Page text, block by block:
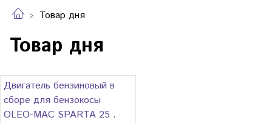
Товар дня
Товар дня
Двигатель бензиновый в
сборе для бензокосы
OLEO-MAC SPARTA 25 .